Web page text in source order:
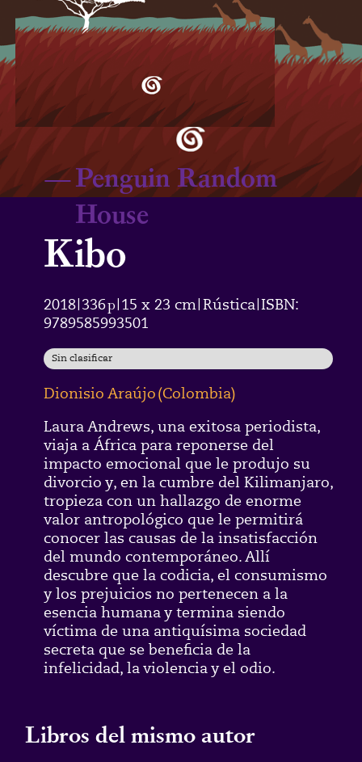
—Penguin Random
House
Kibo
2018 336p 15 x 23 cm Rústica ISBN:
9789585993501
Sin clasificar
Dionisio Araújo(Colombia)
Laura Andrews, una exitosa periodista,
viaja a África para reponerse del
impacto emocional que le produjo su
divorcio y, en la cumbre del Kilimanjaro,
tropieza con un hallazgo de enorme
valor antropológico que le permitirá
conocer las causas de la insatisfacción
del mundo contemporáneo. Allí
descubre que la codicia, el consumismo
y los prejuicios no pertenecen a la
esencia humana y termina siendo
víctima de una antiquísima sociedad
secreta que se beneficia de la
infelicidad, la violencia y el odio.
Libros del mismo autor